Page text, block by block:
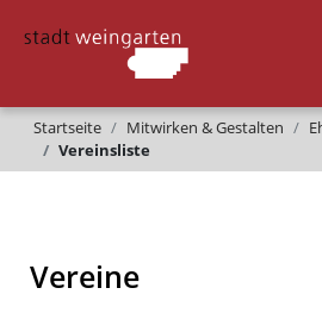
Startseite Mitwirken & Gestalten
Vereinsliste
Vereine